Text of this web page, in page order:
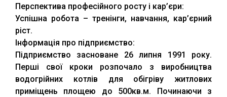
Перспектива професійного росту і кар’єри:
Успішна робота – тренінги, навчання, кар’єрний
ріст.
Інформація про підприємство:
Підприємство засноване 26 липня 1991 року.
Перші свої кроки розпочало з виробництва
водогрійних котлів для обігріву житлових
приміщень площею до 500кв.м. Починаючи з